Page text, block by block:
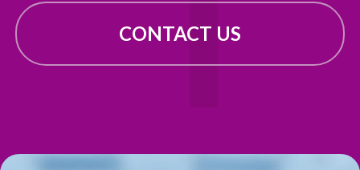
CONTACT US